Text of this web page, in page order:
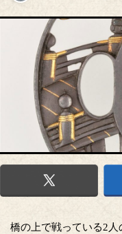
橋の上で戦っている2